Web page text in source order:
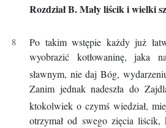
Rozdział B. Mały liścik i wielki
Po takim wstępie każdy już
wyobrazić kotłowaninę, jaka
sławnym, nie daj Bóg,
Zanim jednak nadeszła do
ktokolwiek o czymś wiedział,
otrzymał od swego zięcia